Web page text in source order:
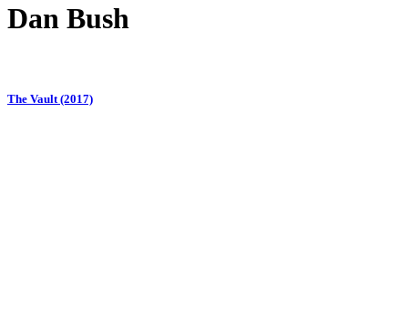
Dan Bush
The Vault (2017)